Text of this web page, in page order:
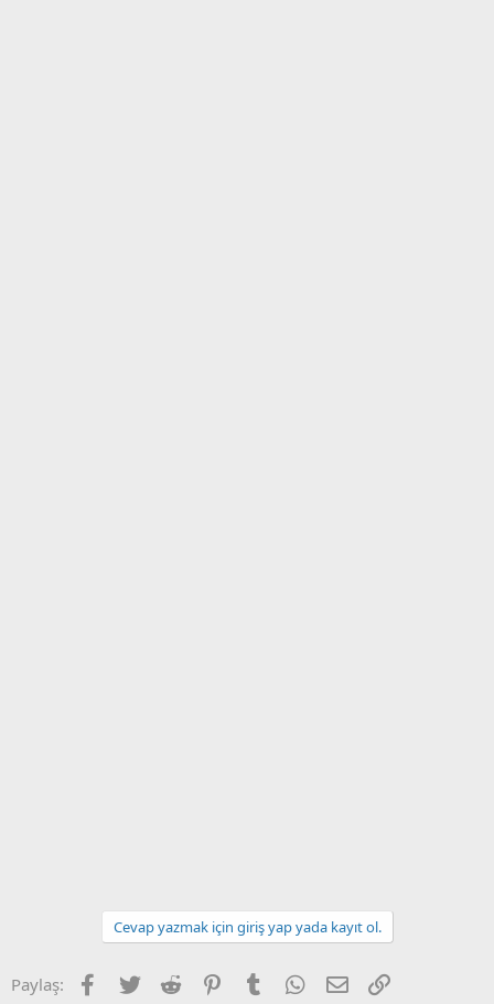
Cevap yazmak için giriş yap yada kayıt ol.
Paylaş: Facebook
Twitter Reddit PinterestTumblr WhatsApp
E-posta